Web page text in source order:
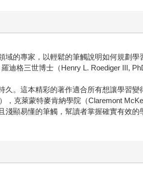
的專家，以輕鬆的筆觸說明如何規劃
格三世博士（Henry L. Roediger III,
。這本精彩的著作適合所有想讓學習
克萊蒙特麥肯納學院（Claremont
淺顯易懂的筆觸，幫讀者掌握確實有效